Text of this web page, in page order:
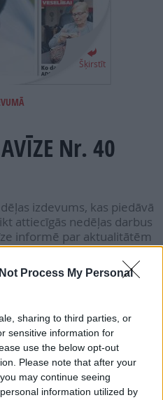
Process My Personal
sharing to third parties, or
sensitive information for
use the below opt-out
Please note that after your
may continue seeing
information utilized by
Šķirstīt
Nr. 40
izdevums, kas piedāvā
attiecīgās nedēļas darbus
informē par aktualitātēm
jautājumiem, iesaka
garām.
MEKLĒT